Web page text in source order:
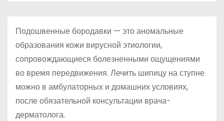
Подошвенные бородавки — это аномальные
образования кожи вирусной этиологии,
сопровождающиеся болезненными ощущениями
во время передвижения. Лечить шипицу на ступне
можно в амбулаторных и домашних условиях,
после обязательной консультации врача-
дерматолога.